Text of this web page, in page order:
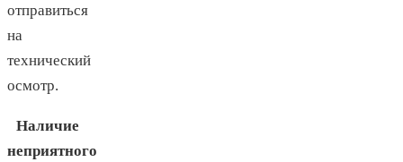
отправиться
на
технический
осмотр.
Наличие
неприятного